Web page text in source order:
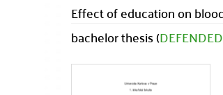
Effect of education on
bachelor thesis (DEFENDED